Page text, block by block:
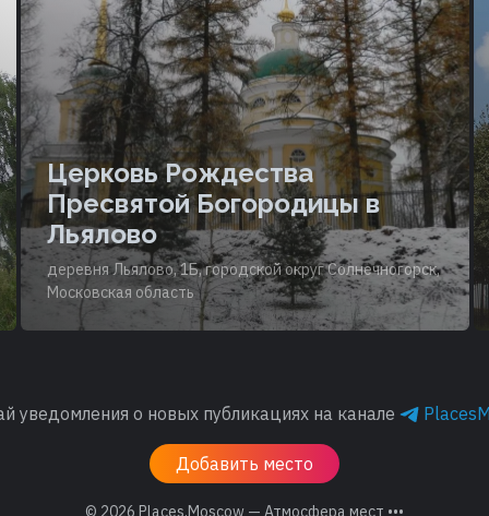
Церковь Рождества
Пресвятой Богородицы в
Льялово
деревня Льялово, 1Б, городской округ Солнечногорск,
Московская область
уведомления о новых публикациях на канале
Добавить место
© 2026 Places.Moscow — Атмосфера мест •••